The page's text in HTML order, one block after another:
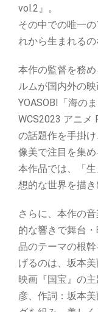
vol.2』。
その中での唯一
れから生まれるの
本作の監督を務
ルムが国内外の映
YOASOBI「海の
WCS2023 アニメ
の話題作を手掛
像美で注目を集め
本作品では、「
想的な世界を描き
さらに、本作の
的な響きで舞台
品のテーマの根
げるのは、坂本美
映画『国宝』の
彦、作詞：坂本